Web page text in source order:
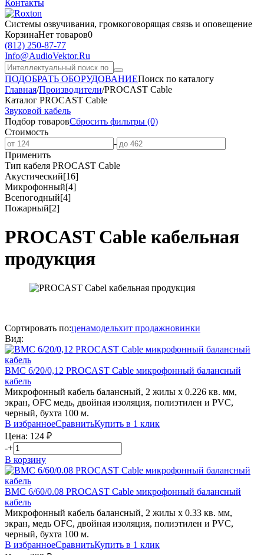
Контакты
Системы озвучивания, громкоговорящая связь и оповещение
КорзинаНет товаров0
(812) 250-87-77
Info@AudioVektor.Ru
ПОДОБРАТЬ ОБОРУДОВАНИЕПоиск по каталогу
Главная/Производители/PROCAST Cable
Каталог PROCAST Cable
Звуковой кабель
Подбор товаровСбросить фильтры (0)
Стоимость
-
Применить
Тип кабеля PROCAST Cable
Акустический[16]
Микрофонный[4]
Всепогодный[4]
Пожарный[2]
PROCAST Cable кабельная
продукция
Сортировать по:ценамодельхит продажновинки
Вид:
BMC 6/20/0,12 PROCAST Cable микрофонный балансный
кабель
Микрофонный кабель балансный, 2 жилы х 0.226 кв. мм,
экран, OFC медь, двойная изоляция, полиэтилен и PVC,
черный, бухта 100 м.
В избранноеСравнитьКупить в 1 клик
Цена: 124 ₽
-+
В корзину
BMC 6/60/0.08 PROCAST Cable микрофонный балансный
кабель
Микрофонный кабель балансный, 2 жилы х 0.33 кв. мм,
экран, медь OFC, двойная изоляция, полиэтилен и PVC,
черный, бухта 100 м.
В избранноеСравнитьКупить в 1 клик